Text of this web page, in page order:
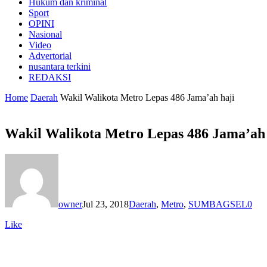
Hukum dan kriminal
Sport
OPINI
Nasional
Video
Advertorial
nusantara terkini
REDAKSI
Home Daerah Wakil Walikota Metro Lepas 486 Jama’ah haji
Wakil Walikota Metro Lepas 486
ownerJul 23, 2018Daerah, Metro, SUMBAGSEL0
Like